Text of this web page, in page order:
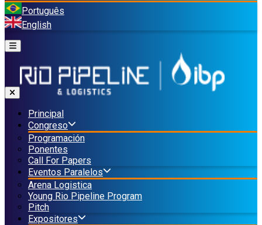
Português
English
Principal
Congreso
Programación
Ponentes
Call For Papers
Eventos Paralelos
Arena Logistica
Young Rio Pipeline Program
Pitch
Expositores